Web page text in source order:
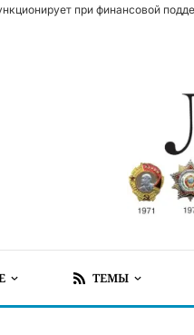
при финансовой
ТЕМЫ